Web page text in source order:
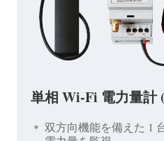
単相 Wi-Fi 電力量計
双方向機能を備えた 1